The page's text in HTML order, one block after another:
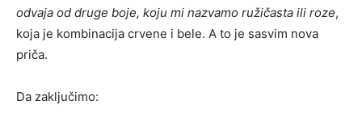
odvaja od druge boje, koju mi nazvamo ružičasta ili roze,
koja je kombinacija crvene i bele. A to je sasvim nova
priča.
Da zaključimo: